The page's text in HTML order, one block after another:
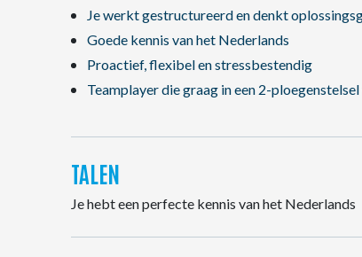
Je werkt gestructureerd en denkt
Goede kennis van het Nederlands
Proactief, flexibel en stressbestendig
Teamplayer die graag in een 2-
TALEN
Je hebt een perfecte kennis van het Nederlands